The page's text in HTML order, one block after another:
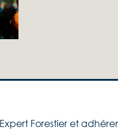
Forestier et